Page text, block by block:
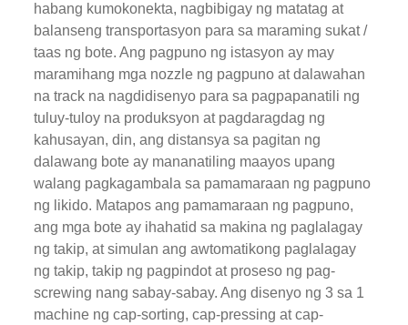
habang kumokonekta, nagbibigay ng matatag at
balanseng transportasyon para sa maraming sukat /
taas ng bote. Ang pagpuno ng istasyon ay may
maramihang mga nozzle ng pagpuno at dalawahan
na track na nagdidisenyo para sa pagpapanatili ng
tuluy-tuloy na produksyon at pagdaragdag ng
kahusayan, din, ang distansya sa pagitan ng
dalawang bote ay mananatiling maayos upang
walang pagkagambala sa pamamaraan ng pagpuno
ng likido. Matapos ang pamamaraan ng pagpuno,
ang mga bote ay ihahatid sa makina ng paglalagay
ng takip, at simulan ang awtomatikong paglalagay
ng takip, takip ng pagpindot at proseso ng pag-
screwing nang sabay-sabay. Ang disenyo ng 3 sa 1
machine ng cap-sorting, cap-pressing at cap-